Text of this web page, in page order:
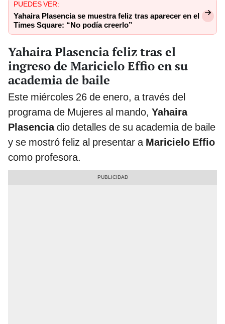
PUEDES VER:
Yahaira Plasencia se muestra feliz tras aparecer en el
Times Square: “No podía creerlo”
Yahaira Plasencia feliz tras el
ingreso de Maricielo Effio en su
academia de baile
Este miércoles 26 de enero, a través del
programa de Mujeres al mando, Yahaira
Plasenciadio detalles de su academia de baile
y se mostró feliz al presentar a Maricielo Effio
como profesora.